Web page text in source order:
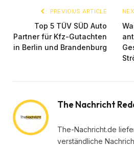
PREVIOUS ARTICLE
Top 5 TÜV SÜD Auto
Partner für Kfz-Gutachten
in Berlin und Brandenburg
The Nachricht
The-Nachricht.de
verständliche